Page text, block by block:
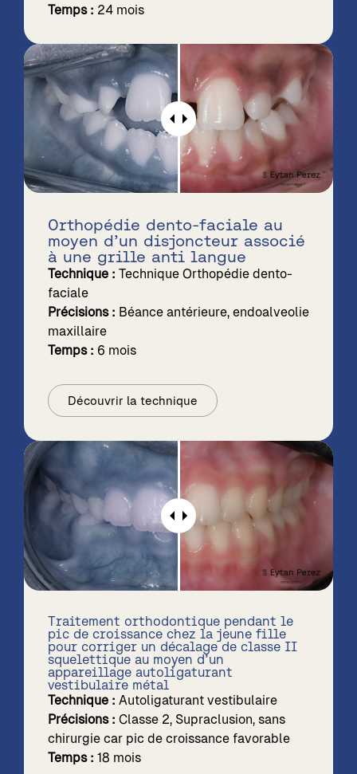
Temps : 24 mois
Orthopédie dento-faciale au
moyen d’un disjoncteur associé
à une grille anti langue
Technique : Technique Orthopédie dento-
faciale
Précisions : Béance antérieure, endoalveolie
maxillaire
Temps : 6 mois
Découvrir la technique
Traitement orthodontique pendant le
pic de croissance chez la jeune fille
pour corriger un décalage de classe II
squelettique au moyen d’un
appareillage autoligaturant
vestibulaire métal
Technique : Autoligaturant vestibulaire
Précisions : Classe 2, Supraclusion, sans
chirurgie car pic de croissance favorable
Temps : 18 mois